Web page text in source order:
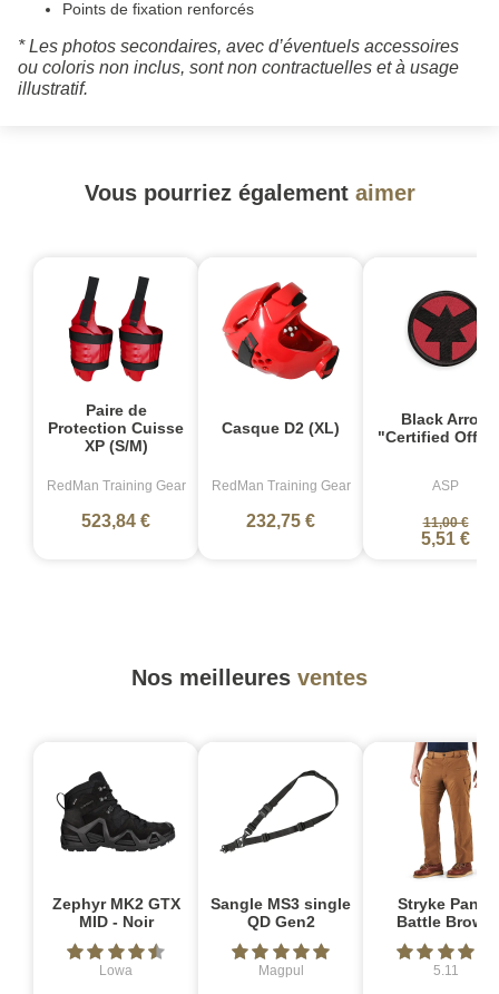
Points de fixation renforcés
* Les photos secondaires, avec d’éventuels accessoires
ou coloris non inclus, sont non contractuelles et à usage
illustratif.
Vous pourriez également aimer
Paire de
Protection Cuisse
XP (S/M)
RedMan Training Gear
523,84 €
Casque D2 (XL)
RedMan Training Gear
232,75 €
Black Arrow
"Certified
ASP
11,00 €
5,51 €
Nos meilleures ventes
Zephyr MK2 GTX
MID - Noir
Lowa
Sangle MS3 single
QD Gen2
Magpul
Stryke Pant -
Battle Brown
5.11